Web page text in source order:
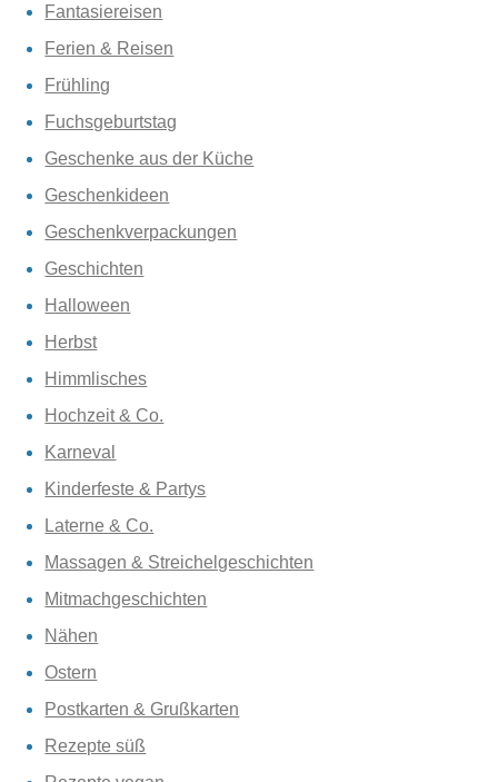
Fantasiereisen
Ferien & Reisen
Frühling
Fuchsgeburtstag
Geschenke aus der Küche
Geschenkideen
Geschenkverpackungen
Geschichten
Halloween
Herbst
Himmlisches
Hochzeit & Co.
Karneval
Kinderfeste & Partys
Laterne & Co.
Massagen & Streichelgeschichten
Mitmachgeschichten
Nähen
Ostern
Postkarten & Grußkarten
Rezepte süß